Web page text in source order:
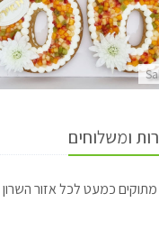
ומשלוחים
כמעט לכל אזור השרון